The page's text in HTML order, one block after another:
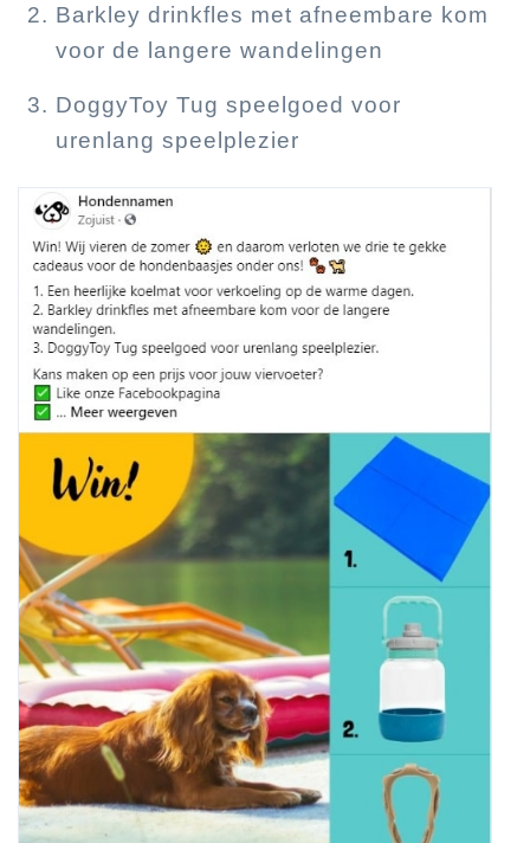
Barkley drinkfles met afneembare kom
voor de langere wandelingen
DoggyToy Tug speelgoed voor
urenlang speelplezier